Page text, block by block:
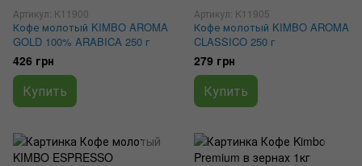
Артикул: K11900
Кофе молотый KIMBO AROMA
GOLD 100% ARABICA 250 г
426 грн
Купить
Артикул: K11905
Кофе молотый KIMBO AROMA
CLASSICO 250 г
279 грн
Купить